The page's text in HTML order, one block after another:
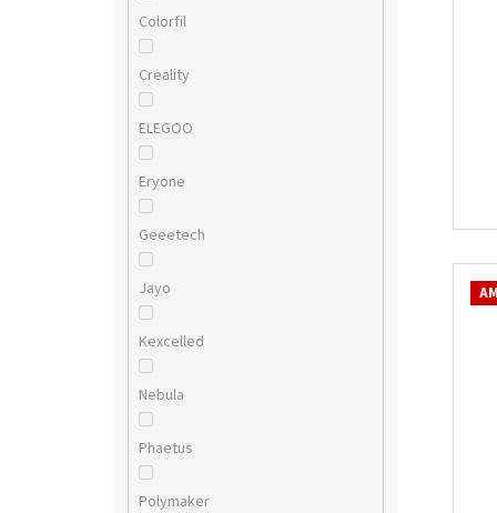
Colorfil
Creality
ELEGOO
Eryone
Geeetech
Jayo
Kexcelled
Nebula
Phaetus
Polymaker